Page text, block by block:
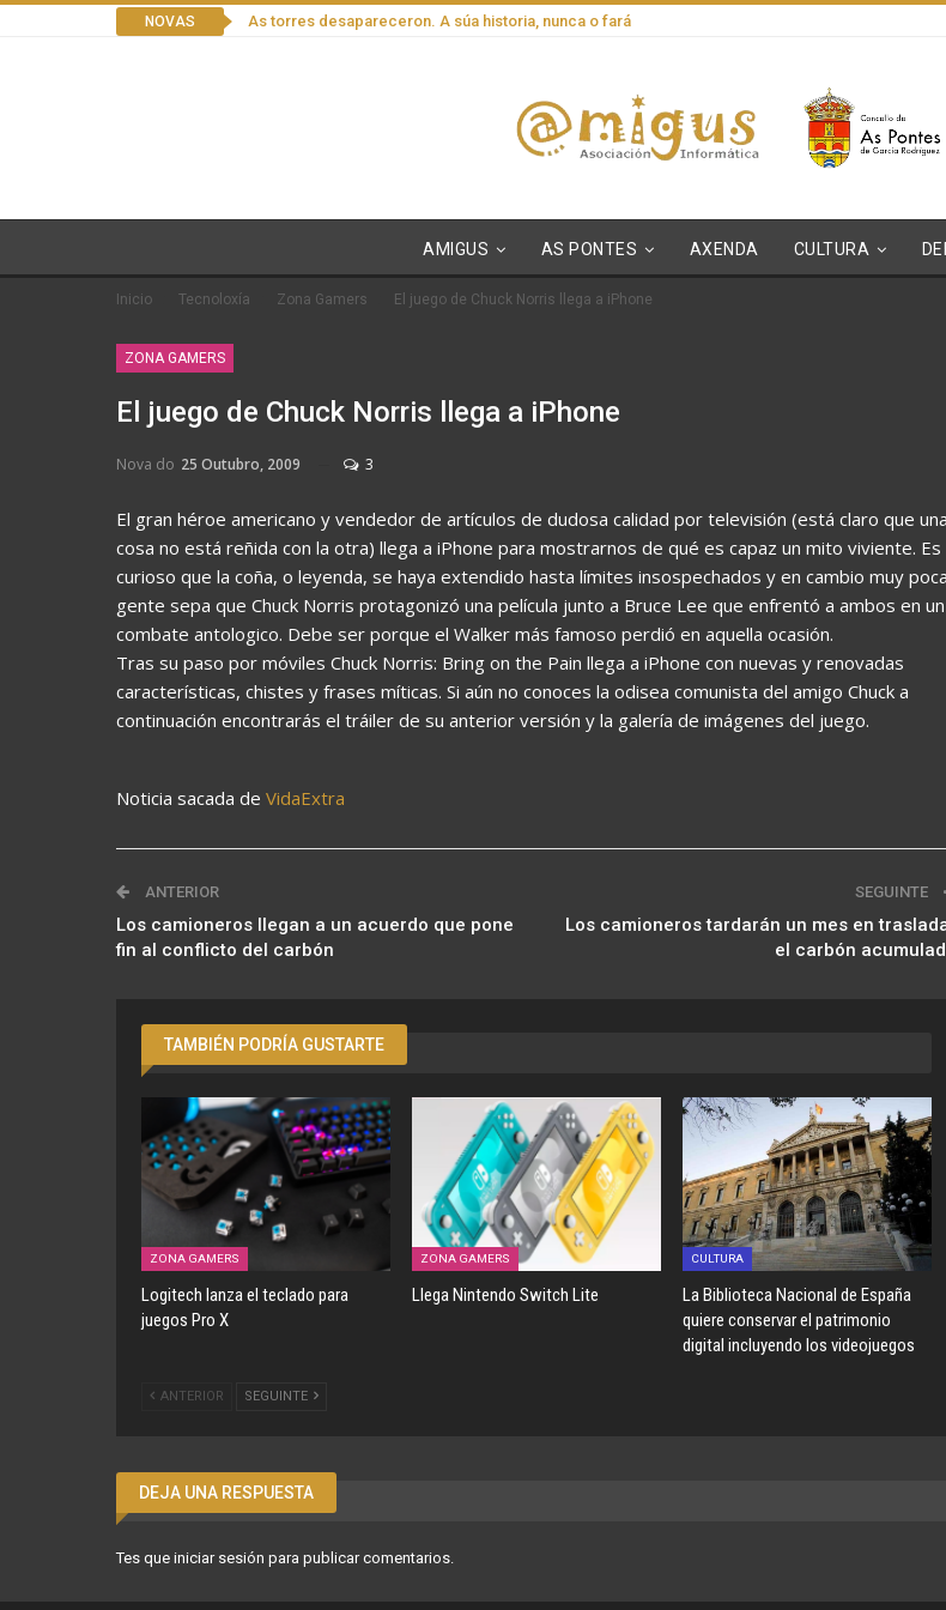
NOVAS As torres desapareceron. A súa historia, nunca o fará
AMIGUS AS PONTES AXENDA CULTURA
Inicio Tecnoloxía Zona Gamers El juego de Chuck Norris llega a iPhone
ZONA GAMERS
El juego de Chuck Norris llega a iPhone
Nova do 25 Outubro, 2009 3
El gran héroe americano y vendedor de artículos de dudosa calidad por televisión (está claro que una
cosa no está reñida con la otra) llega a iPhone para mostrarnos de qué es capaz un mito viviente. Es
curioso que la coña, o leyenda, se haya extendido hasta límites insospechados y en cambio muy poca
gente sepa que Chuck Norris protagonizó una película junto a Bruce Lee que enfrentó a ambos en un
combate antologico. Debe ser porque el Walker más famoso perdió en aquella ocasión.
Tras su paso por móviles Chuck Norris: Bring on the Pain llega a iPhone con nuevas y renovadas
características, chistes y frases míticas. Si aún no conoces la odisea comunista del amigo Chuck a
continuación encontrarás el tráiler de su anterior versión y la galería de imágenes del juego.
Noticia sacada de VidaExtra
ANTERIOR
Los camioneros llegan a un acuerdo que pone
fin al conflicto del carbón
SEGUINTE
Los camioneros tardarán un mes en
el carbón
TAMBIÉN PODRÍA GUSTARTE
ZONA GAMERS
Logitech lanza el teclado para
juegos Pro X
ZONA GAMERS
Llega Nintendo Switch Lite
CULTURA
La Biblioteca Nacional de España
quiere conservar el patrimonio
digital incluyendo los videojuegos
ANTERIOR SEGUINTE
DEJA UNA RESPUESTA
Tes que iniciar sesión para publicar comentarios.